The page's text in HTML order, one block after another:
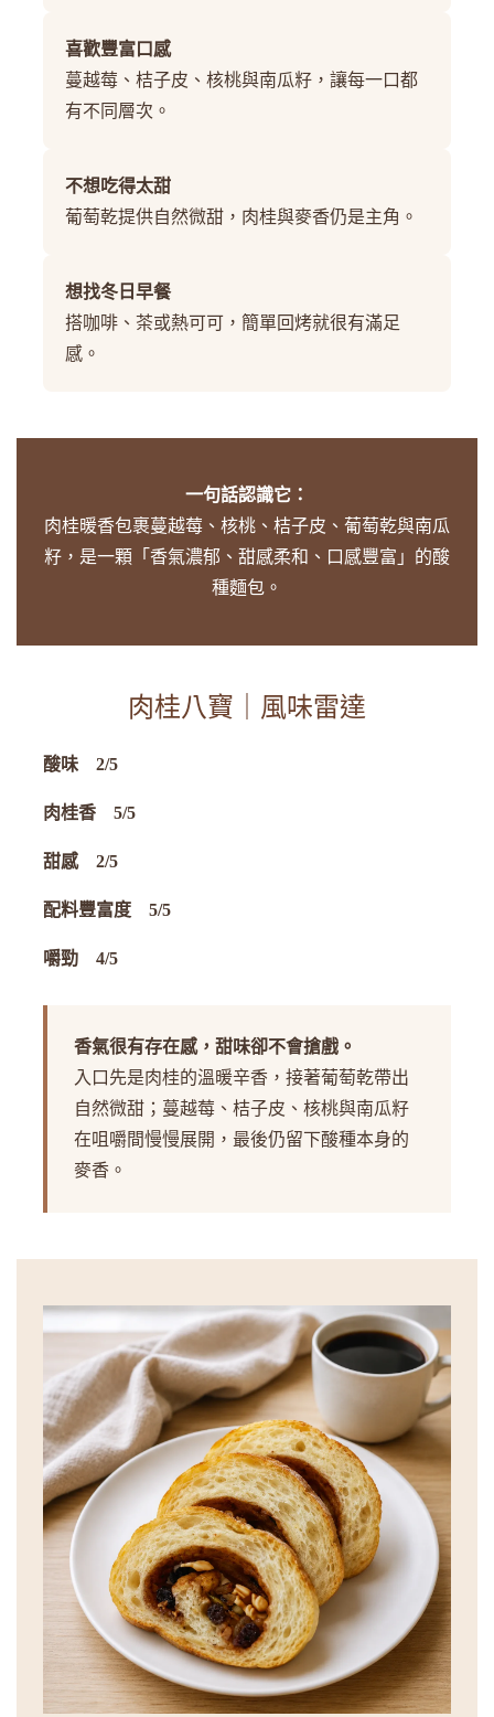
喜歡豐富口感
蔓越莓、桔子皮、核桃與南瓜籽，讓每一口都
有不同層次。
不想吃得太甜
葡萄乾提供自然微甜，肉桂與麥香仍是主角。
想找冬日早餐
搭咖啡、茶或熱可可，簡單回烤就很有滿足
感。
一句話認識它：
肉桂暖香包裹蔓越莓、核桃、桔子皮、葡萄乾與南瓜
籽，是一顆「香氣濃郁、甜感柔和、口感豐富」的酸
種麵包。
肉桂八寶｜風味雷達
酸味 2/5
肉桂香 5/5
甜感 2/5
配料豐富度 5/5
嚼勁 4/5
香氣很有存在感，甜味卻不會搶戲。
入口先是肉桂的溫暖辛香，接著葡萄乾帶出
自然微甜；蔓越莓、桔子皮、核桃與南瓜籽
在咀嚼間慢慢展開，最後仍留下酸種本身的
麥香。